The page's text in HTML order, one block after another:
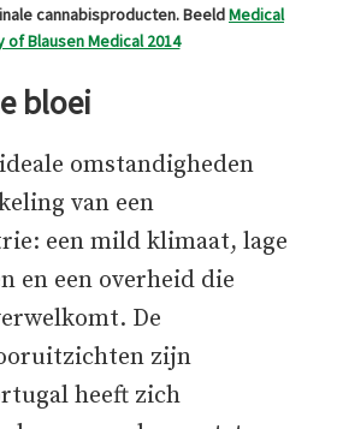
cannabisproducten. BeeldMedical
of Blausen Medical 2014
bloei
omstandigheden
van een
een mild klimaat, lage
en een overheid die
De
zijn
heeft zich